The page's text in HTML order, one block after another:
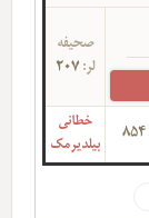
صحیفه
لر: 207
854
خطانی
بیلدیرمک